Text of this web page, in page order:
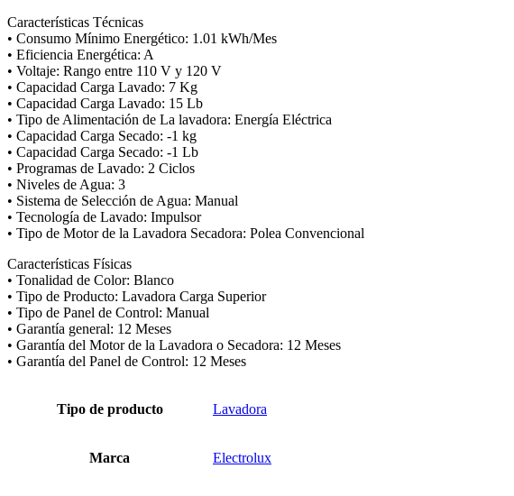
Características Técnicas
• Consumo Mínimo Energético: 1.01 kWh/Mes
• Eficiencia Energética: A
• Voltaje: Rango entre 110 V y 120 V
• Capacidad Carga Lavado: 7 Kg
• Capacidad Carga Lavado: 15 Lb
• Tipo de Alimentación de La lavadora: Energía Eléctrica
• Capacidad Carga Secado: -1 kg
• Capacidad Carga Secado: -1 Lb
• Programas de Lavado: 2 Ciclos
• Niveles de Agua: 3
• Sistema de Selección de Agua: Manual
• Tecnología de Lavado: Impulsor
• Tipo de Motor de la Lavadora Secadora: Polea Convencional
Características Físicas
• Tonalidad de Color: Blanco
• Tipo de Producto: Lavadora Carga Superior
• Tipo de Panel de Control: Manual
• Garantía general: 12 Meses
• Garantía del Motor de la Lavadora o Secadora: 12 Meses
• Garantía del Panel de Control: 12 Meses
Tipo de producto Lavadora
Marca Electrolux